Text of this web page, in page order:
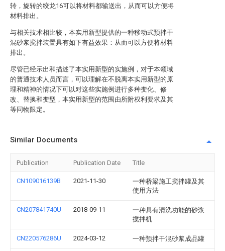
转，旋转的绞龙16可以将材料都输送出，从而可以方便将
材料排出。
与相关技术相比较，本实用新型提供的一种移动式预拌干
混砂浆搅拌装置具有如下有益效果：从而可以方便将材料
排出。
尽管已经示出和描述了本实用新型的实施例，对于本领域
的普通技术人员而言，可以理解在不脱离本实用新型的原
理和精神的情况下可以对这些实施例进行多种变化、修
改、替换和变型，本实用新型的范围由所附权利要求及其
等同物限定。
Similar Documents
Publication Publication Date Title
CN109016139B 2021-11-30
一种桥梁施工搅拌罐及其
使用方法
CN207841740U 2018-09-11
一种具有清洗功能的砂浆
搅拌机
CN220576286U 2024-03-12 一种预拌干混砂浆成品罐